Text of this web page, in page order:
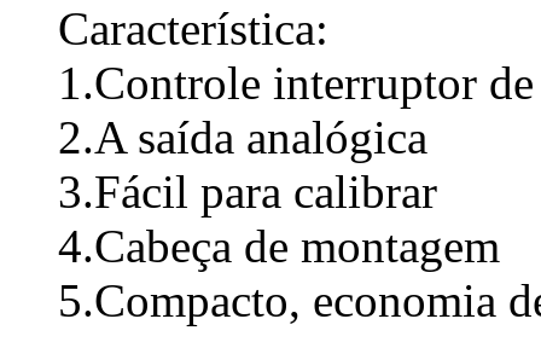
Característica:
1.Controle interruptor
2.A saída analógica
3.Fácil para calibrar
4.Cabeça de montagem
5.Compacto, economia